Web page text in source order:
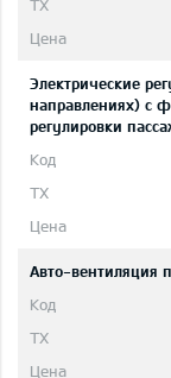
Электрические
направлениях) с
регулировки
Авто-вентиляция